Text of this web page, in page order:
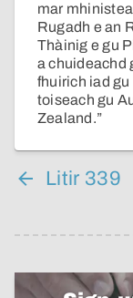
mar
Rugadh e an
Thàinig e gu
a chuideachd
fhuirich iad gu
toiseach gu
Zealand.”
Litir 339